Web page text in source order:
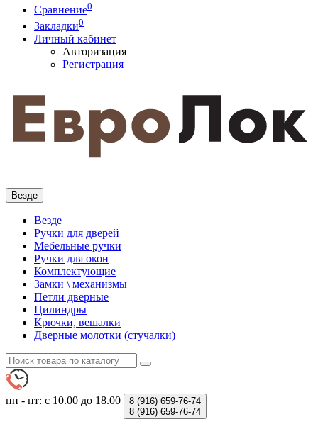
Сравнение0
Закладки0
Личный кабинет
Авторизация
Регистрация
Везде
Везде
Ручки для дверей
Мебельные ручки
Ручки для окон
Комплектующие
Замки \ механизмы
Петли дверные
Цилиндры
Крючки, вешалки
Дверные молотки (стучалки)
пн - пт: с 10.00 до 18.00 8 (916) 659-76-74
8 (916) 659-76-74